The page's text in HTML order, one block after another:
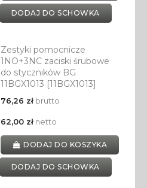
DODAJ DO SCHOWKA
Zestyki pomocnicze
1NO+3NC zaciski śrubowe
do styczników BG
11BGX1013 [11BGX1013]
76,26 złbrutto
62,00 złnetto
DODAJ DO KOSZYKA
DODAJ DO SCHOWKA